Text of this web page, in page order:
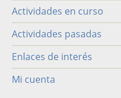
Actividades en curso
Actividades pasadas
Enlaces de interés
Mi cuenta